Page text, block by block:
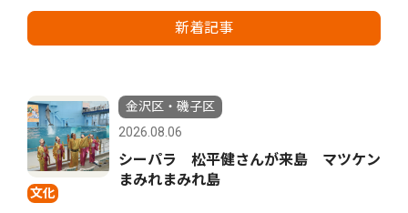
新着記事
文化
金沢区・磯子区
2026.08.06
シーパラ 松平健さんが来島 マツケン
まみれまみれ島